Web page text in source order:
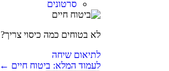
סרטונים
לא בטוחים כמה כיסוי צריך?
לתיאום שיחה
לעמוד המלא: ביטוח חיים ←